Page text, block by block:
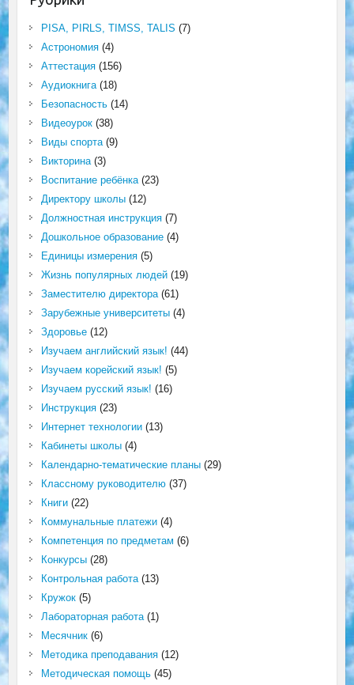
PISA, PIRLS, TIMSS, TALIS (7)
Астрономия(4)
Аттестация(156)
Аудиокнига(18)
Безопасность(14)
Видеоурок(38)
Виды спорта(9)
Викторина(3)
Воспитание ребёнка(23)
Директору школы(12)
Должностная инструкция(7)
Дошкольное образование(4)
Единицы измерения(5)
Жизнь популярных людей(19)
Заместителю директора(61)
Зарубежные университеты(4)
Здоровье(12)
Изучаем английский язык! (44)
Изучаем корейский язык! (5)
Изучаем русский язык! (16)
Инструкция(23)
Интернет технологии(13)
Кабинеты школы(4)
Календарно-тематические планы(29)
Классному руководителю(37)
Книги(22)
Коммунальные платежи(4)
Компетенция по предметам (6)
Конкурсы(28)
Контрольная работа(13)
Кружок(5)
Лабораторная работа(1)
Месячник(6)
Методика преподавания(12)
Методическая помощь(45)